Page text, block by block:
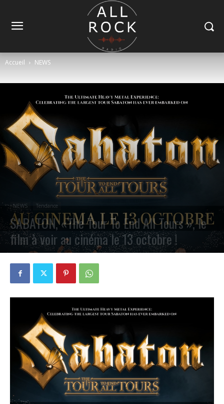
Accueil NEWS
NEWS Tendance
SABATON, «The Tour To End All Tours », le
film à voir au cinéma le 13 octobre !
PAR PETE CIRCLE 12 SEPTEMBRE 2024 0